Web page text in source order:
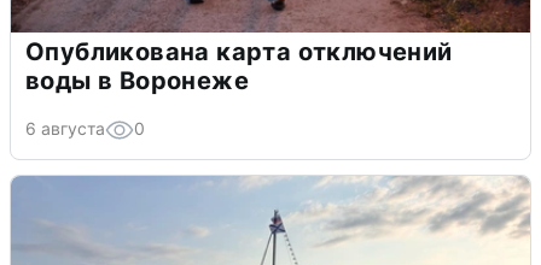
Опубликована карта отключений
воды в Воронеже
6 августа 0